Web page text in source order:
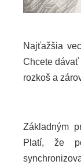
Najťažšia
Chcete
rozkoš a
Základným
Platí, že